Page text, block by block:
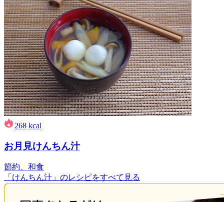
268 kcal
お月見けんちん汁
節約、和食
「けんちん汁」のレシピをすべて見る